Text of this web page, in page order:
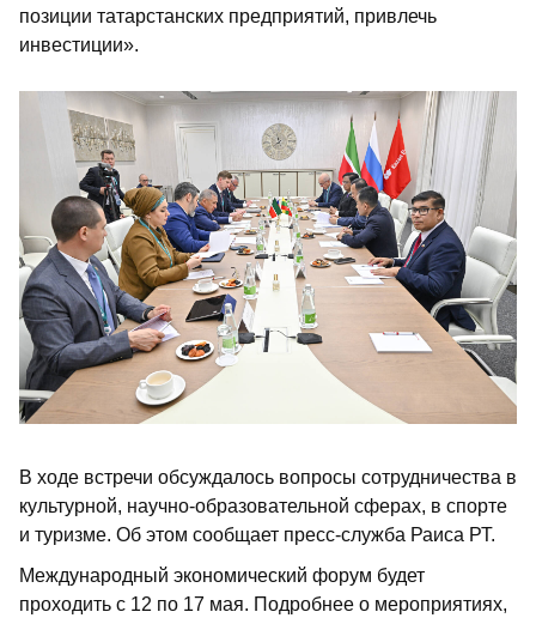
позиции татарстанских предприятий, привлечь
инвестиции».
В ходе встречи обсуждалось вопросы сотрудничества в
культурной, научно-образовательной сферах, в спорте
и туризме. Об этом сообщает пресс-служба Раиса РТ.
Международный экономический форум будет
проходить с 12 по 17 мая. Подробнее о мероприятиях,